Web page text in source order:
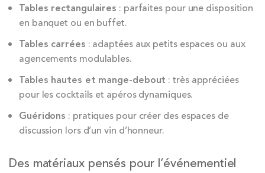
Tables rectangulaires : parfaites pour une disposition
en banquet ou en buffet.
Tables carrées : adaptées aux petits espaces ou aux
agencements modulables.
Tables hautes et mange-debout : très appréciées
pour les cocktails et apéros dynamiques.
Guéridons : pratiques pour créer des espaces de
discussion lors d’un vin d’honneur.
Des matériaux pensés pour l’événementiel